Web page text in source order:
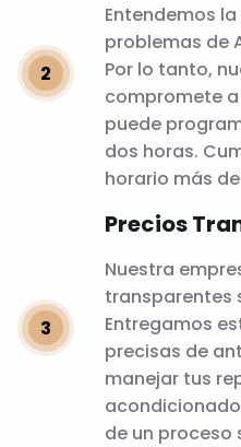
Entendemos
problemas de
Por lo tanto,
compromete
puede
dos horas.
horario más
Precios
Nuestra
transparentes
Entregamos
precisas de
manejar tus
de un proceso